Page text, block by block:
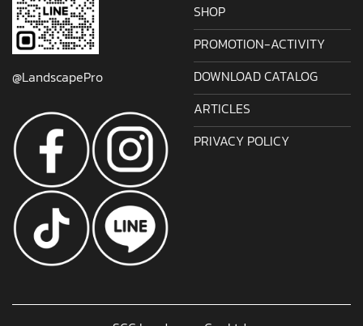
@LandscapePro
SHOP
PROMOTION-ACTIVITY
DOWNLOAD CATALOG
ARTICLES
PRIVACY POLICY